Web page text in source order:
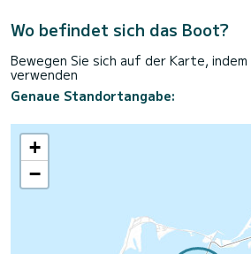
Wo befindet sich das Boot?
Bewegen Sie sich auf der Karte, indem
verwenden
Genaue Standortangabe:
+
−